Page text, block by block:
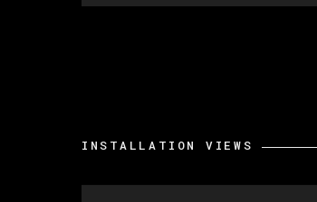
INSTALLATION VIEWS